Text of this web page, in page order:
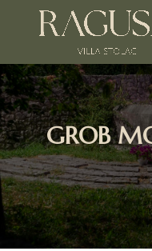
GROB